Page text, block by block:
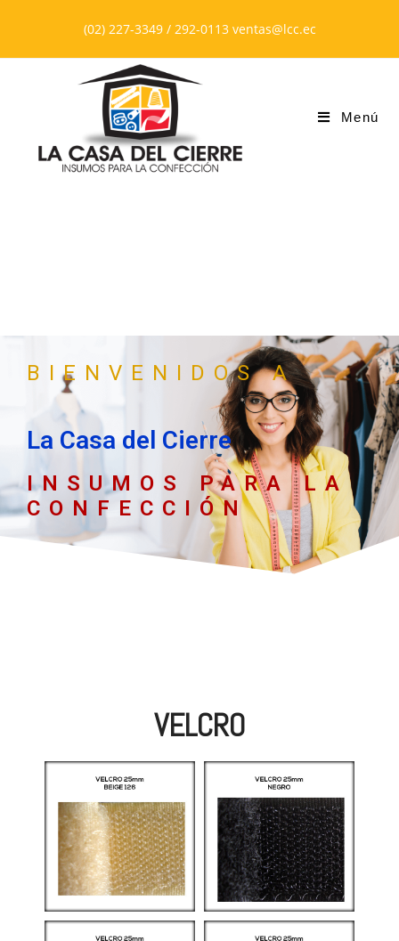
(02) 227-3349 / 292-0113 ventas@lcc.ec
Menú
BIENVENIDOS A
La Casa del Cierre
INSUMOS PARA LA
CONFECCIÓN
VELCRO